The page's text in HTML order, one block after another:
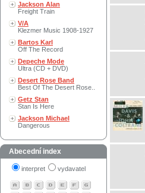
Jackson Alan
Freight Train
V/A
Klezmer Music 1908-1927
Bartos Karl
Off The Record
Depeche Mode
Ultra (CD + DVD)
Desert Rose Band
Best Of The Desert Rose..
Getz Stan
Stan Is Here
Jackson Michael
Dangerous
Abecední index
interpret vydavatel